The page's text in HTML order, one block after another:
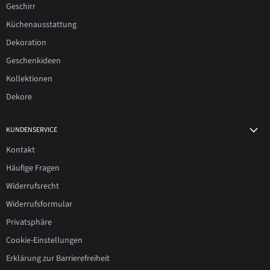
Geschirr
Küchenausstattung
Dekoration
Geschenkideen
Kollektionen
Dekore
KUNDENSERVICE
Kontakt
Häufige Fragen
Widerrufsrecht
Widerrufsformular
Privatsphäre
Cookie-Einstellungen
Erklärung zur Barrierefreiheit